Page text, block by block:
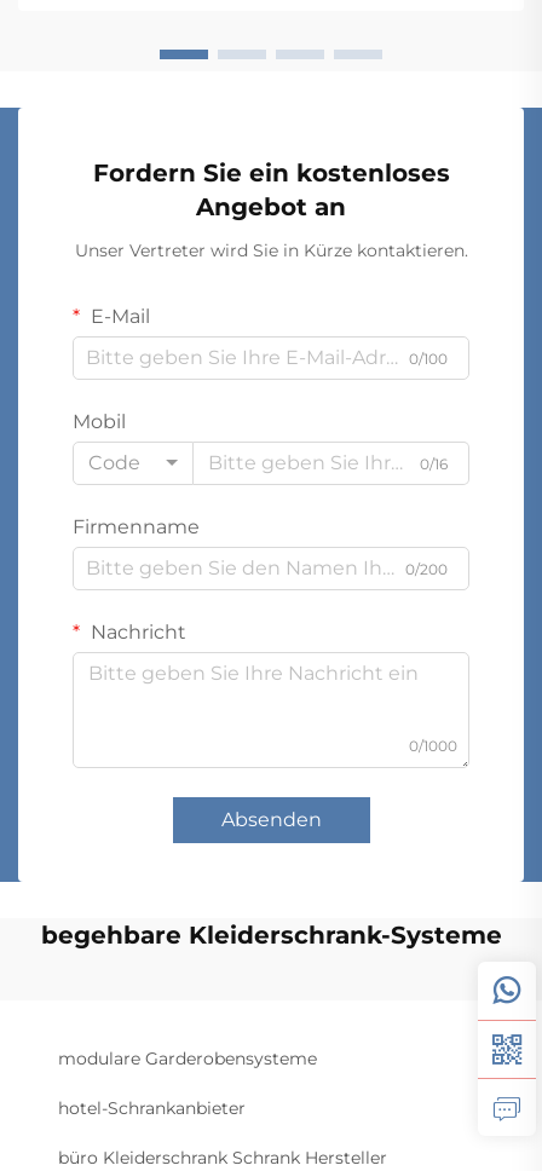
Fordern Sie ein kostenloses
Angebot an
Unser Vertreter wird Sie in Kürze kontaktieren.
E-Mail
0/100
Mobil
Code
0/16
Firmenname
0/200
Nachricht
0/1000
Absenden
begehbare Kleiderschrank-Systeme
modulare Garderobensysteme
hotel-Schrankanbieter
büro Kleiderschrank Schrank Hersteller